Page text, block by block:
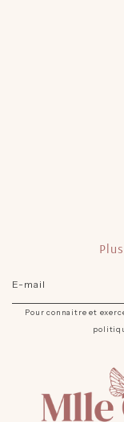
VOUS
POUR
OFFRES.
Pour connaitre et